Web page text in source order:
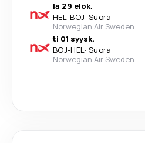
la 29 elok.
HEL-BOJ· Suora
Norwegian Air Sweden
ti 01 syysk.
BOJ-HEL· Suora
Norwegian Air Sweden